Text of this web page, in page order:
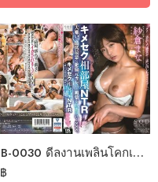
SUB-0030 ดีลงานเพลินโคกเนินกระตุ้นยา
฿